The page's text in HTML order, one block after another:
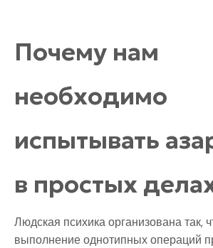
Почему нам
необходимо
испытывать
в простых
Людская психика организована так,
выполнение однотипных операций